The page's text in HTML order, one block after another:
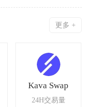
更多 +
Kava Swap
24H交易量